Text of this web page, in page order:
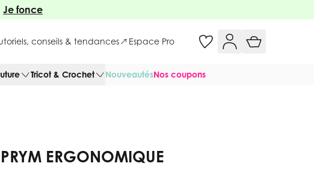
Je fonce
conseils & tendances Espace Pro
Tricot & Crochet NouveautésNos coupons
ERGONOMIQUE